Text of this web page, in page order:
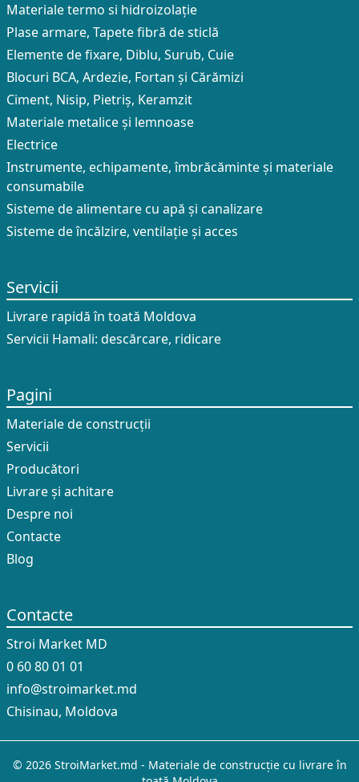
Materiale termo si hidroizolație
Plase armare, Tapete fibră de sticlă
Elemente de fixare, Diblu, Surub, Cuie
Blocuri BCA, Ardezie, Fortan și Cărămizi
Ciment, Nisip, Pietriș, Keramzit
Materiale metalice și lemnoase
Electrice
Instrumente, echipamente, îmbrăcăminte și materiale
consumabile
Sisteme de alimentare cu apă și canalizare
Sisteme de încălzire, ventilație și acces
Servicii
Livrare rapidă în toată Moldova
Servicii Hamali: descărcare, ridicare
Pagini
Materiale de construcții
Servicii
Producători
Livrare și achitare
Despre noi
Contacte
Blog
Contacte
Stroi Market MD
0 60 80 01 01
info@stroimarket.md
Chisinau, Moldova
© 2026 StroiMarket.md - Materiale de construcție cu livrare în